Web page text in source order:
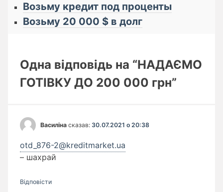
Возьму кредит под проценты
Возьму 20 000 $ в долг
Одна відповідь на “НАДАЄМО
ГОТІВКУ ДО 200 000 грн”
Василіна сказав: 30.07.2021 о 20:38
otd_876-2@kreditmarket.ua
– шахрай
Відповіcти